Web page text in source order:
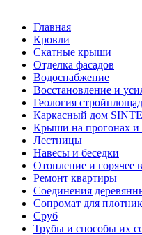
Главная
Кровли
Скатные крыши
Отделка фасадов
Водоснабжение
Восстановление и
Геология
Каркасный дом
Крыши на прогонах и
Лестницы
Навесы и беседки
Отопление и горячее
Ремонт квартиры
Соединения
Сопромат для
Сруб
Трубы и способы их